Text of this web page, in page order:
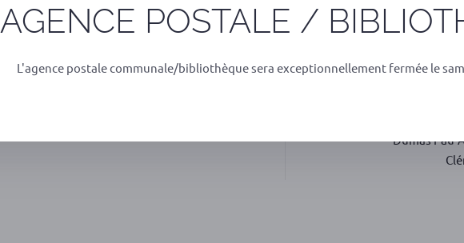
Dumas Pau-
AGENCE POSTALE /
L'agence postale communale/bibliothèque sera exceptionnellement fermée le